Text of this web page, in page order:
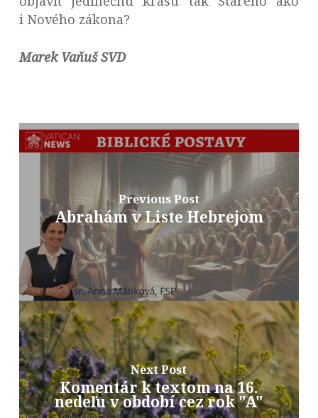
i Nového zákona?
Marek Vaňuš SVD
Previous Post
Abrahám v Liste Hebrejom
Next Post
Komentár k textom na 16.
nedeľu v období cez rok "A"